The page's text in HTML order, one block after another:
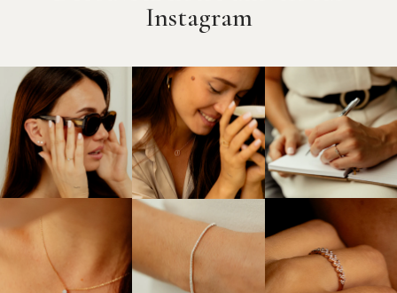
Instagram